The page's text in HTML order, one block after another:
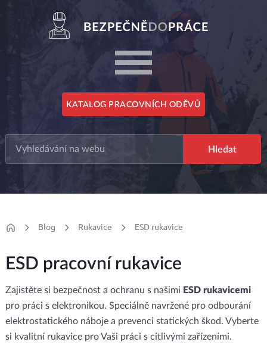
KATALOG PRACOVNÍCH ODĚVŮ
Blog Rukavice ESD rukavice
ESD pracovní rukavice
Zajistěte si bezpečnost a ochranu s našimi ESD rukavicemi
pro práci s elektronikou. Speciálně navržené pro odbourání
elektrostatického náboje a prevenci statických škod. Vyberte
si kvalitní rukavice pro Vaši práci s citlivými zařízeními.